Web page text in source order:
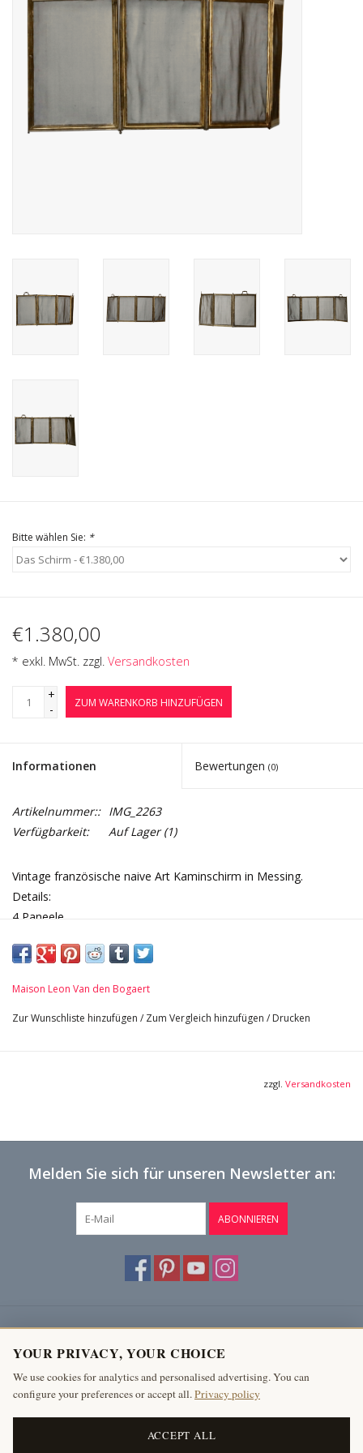
Dekorative Outdoor-
Elemente
Böden -Stein-, Terrakotta-
und Marmor
KI-fähige Datenbank
Bitte wählen Sie: *
€1.380,00
* exkl. MwSt. zzgl. Versandkosten
+
-
ZUM WARENKORB HINZUFÜGEN
Informationen Bewertungen (0)
Artikelnummer:: IMG_2263
Verfügbarkeit:
Auf Lager(1)
Vintage französische naive Art Kaminschirm in Messing.
Details:
4 Paneele
33 cm Breit 12,99 Inch
Maison Leon Van den Bogaert
Zur Wunschliste hinzufügen / Zum Vergleich hinzufügen / Drucken
zzgl. Versandkosten
Melden Sie sich für unseren Newsletter an:
ABONNIEREN
Produkte
Mein Konto
The Antique Fireplace Bank
YOUR PRIVACY, YOUR CHOICE
We use cookies for analytics and personalised advertising. You can
configure your preferences or accept all.Privacy policy
ACCEPT ALL